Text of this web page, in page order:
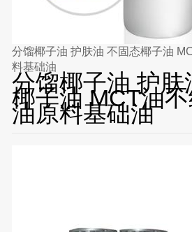
分馏椰子油 护肤油 不固态椰子油
料基础油
分馏椰子油 护肤
椰子油 MCT油
油原料基础油